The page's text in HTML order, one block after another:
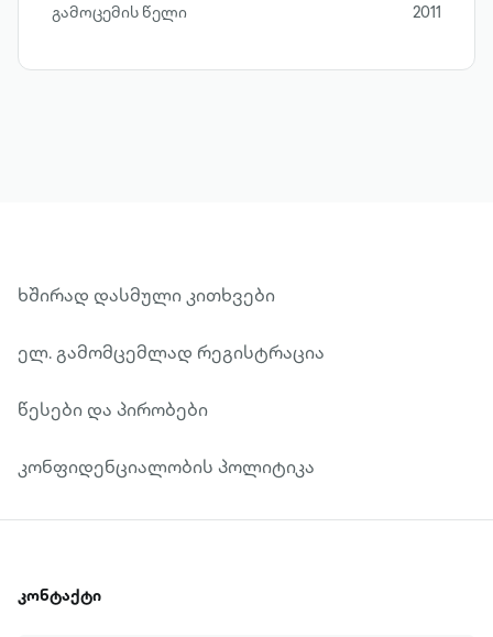
გამოცემის წელი
2011
ხშირად დასმული კითხვები
ელ. გამომცემლად რეგისტრაცია
წესები და პირობები
კონფიდენციალობის პოლიტიკა
კონტაქტი